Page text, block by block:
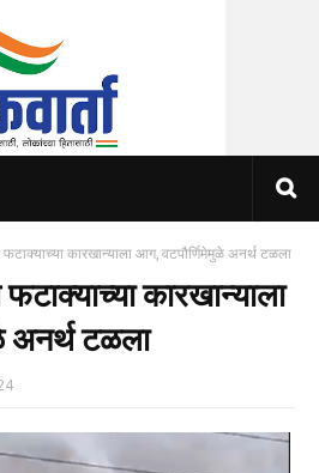
फटाक्याच्या कारखान्याला आग, वटपौर्णिमेमुळे अनर्थ टळला
फटाक्याच्या कारखान्याला
अनर्थ टळला